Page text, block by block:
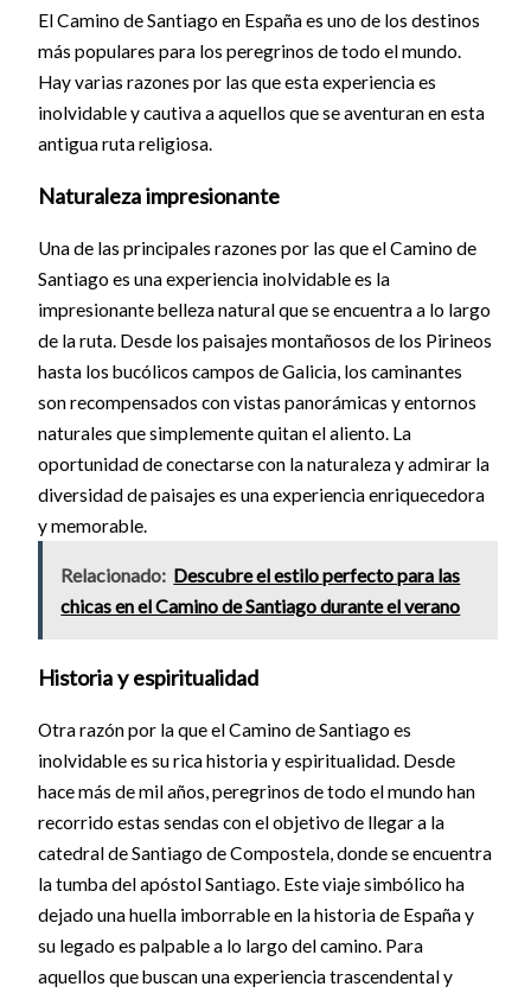
El Camino de Santiago en España es uno de los destinos
más populares para los peregrinos de todo el mundo.
Hay varias razones por las que esta experiencia es
inolvidable y cautiva a aquellos que se aventuran en esta
antigua ruta religiosa.
Naturaleza impresionante
Una de las principales razones por las que el Camino de
Santiago es una experiencia inolvidable es la
impresionante belleza natural que se encuentra a lo largo
de la ruta. Desde los paisajes montañosos de los Pirineos
hasta los bucólicos campos de Galicia, los caminantes
son recompensados con vistas panorámicas y entornos
naturales que simplemente quitan el aliento. La
oportunidad de conectarse con la naturaleza y admirar la
diversidad de paisajes es una experiencia enriquecedora
y memorable.
Relacionado: Descubre el estilo perfecto para las
chicas en el Camino de Santiago durante el verano
Historia y espiritualidad
Otra razón por la que el Camino de Santiago es
inolvidable es su rica historia y espiritualidad. Desde
hace más de mil años, peregrinos de todo el mundo han
recorrido estas sendas con el objetivo de llegar a la
catedral de Santiago de Compostela, donde se encuentra
la tumba del apóstol Santiago. Este viaje simbólico ha
dejado una huella imborrable en la historia de España y
su legado es palpable a lo largo del camino. Para
aquellos que buscan una experiencia trascendental y